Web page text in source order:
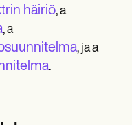
häiriö, a
, a
, ja a
.